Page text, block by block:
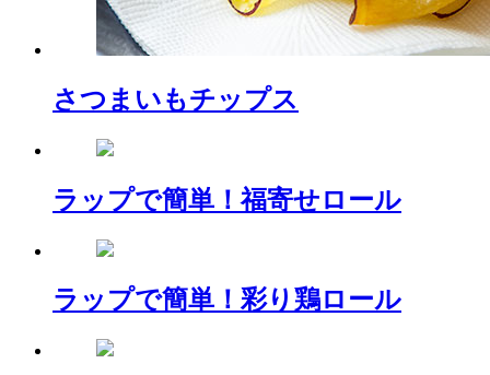
さつまいもチップス
ラップで簡単！福寄せロール
ラップで簡単！彩り鶏ロール